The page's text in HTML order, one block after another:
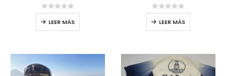
0out of 5
LEER MÁS
0out of 5
LEER MÁS